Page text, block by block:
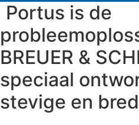
Portus is de
BREUER &
speciaal
stevige en